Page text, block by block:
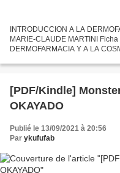
INTRODUCCION A LA
MARIE-CLAUDE MARTINI
DERMOFARMACIA Y A LA
FB2 ISBN: 9788420010533...
[PDF/Kindle]
OKAYADO
Publié le 13/09/2021 à 20:56
Par ykufufab